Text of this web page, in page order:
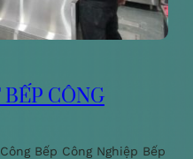
CÔNG
Bếp Công Nghiệp Bếp